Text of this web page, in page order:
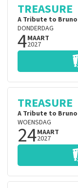
TREASURE
A Tribute to Bruno
DONDERDAG
4MAART
2027
TREASURE
A Tribute to Bruno
WOENSDAG
24MAART
2027